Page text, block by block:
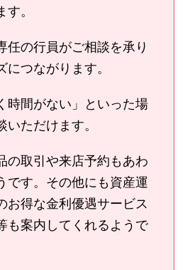
。
任の行員がご相談を承り
つながります。
時間がない」といった場
ただけます。
の取引や来店予約もあわ
です。その他にも資産運
お得な金利優遇サービス
も案内してくれるようで